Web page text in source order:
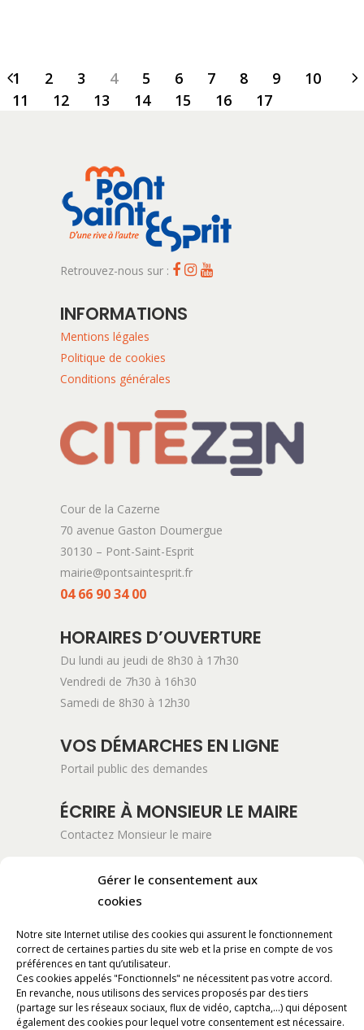
Gérer le consentement aux
cookies
Notre site Internet utilise des cookies qui assurent le fonctionnement
correct de certaines parties du site web et la prise en compte de vos
préférences en tant qu’utilisateur.
Ces cookies appelés "Fonctionnels" ne nécessitent pas votre accord.
En revanche, nous utilisons des services proposés par des tiers
(partage sur les réseaux sociaux, flux de vidéo, captcha,...) qui déposent
également des cookies pour lequel votre consentement est nécessaire.
1 2 3 4 5 6 7 8 9
10
11
12 13 14 15 16 17
Retrouvez-nous sur :
INFORMATIONS
Mentions légales
Politique de cookies
Conditions générales
Cour de la Cazerne
70 avenue Gaston Doumergue
30130 – Pont-Saint-Esprit
mairie@pontsaintesprit.fr
04 66 90 34 00
HORAIRES D’OUVERTURE
Du lundi au jeudi de 8h30 à 17h30
Vendredi de 7h30 à 16h30
Samedi de 8h30 à 12h30
VOS DÉMARCHES EN LIGNE
Portail public des demandes
ÉCRIRE À MONSIEUR LE MAIRE
Contactez Monsieur le maire
ADRESSE POSTALE
Mairie de Pont-Saint-Esprit
BP 11061
30130 Pont-Saint-Esprit
RÉALISATION